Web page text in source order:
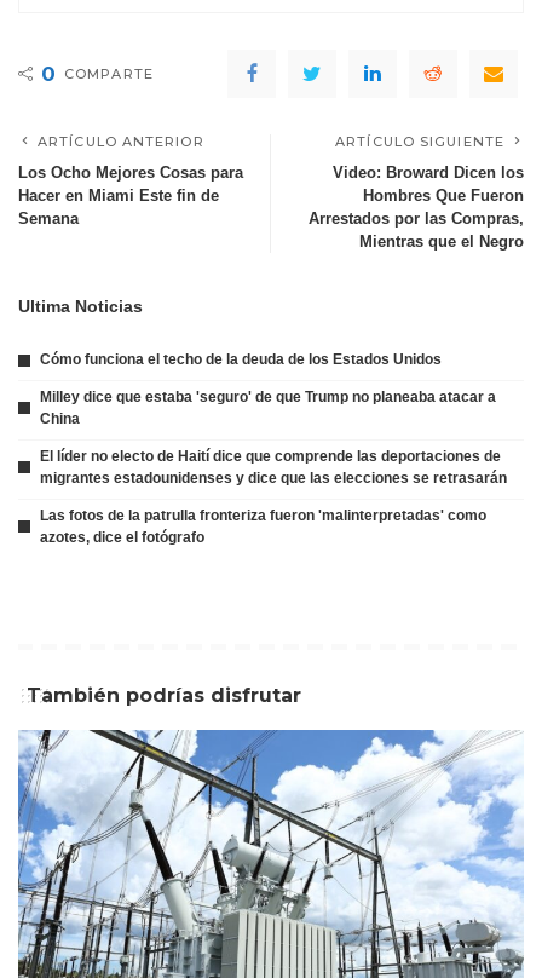
0 COMPARTE
ARTÍCULO ANTERIOR
Los Ocho Mejores Cosas para
Hacer en Miami Este fin de
Semana
ARTÍCULO SIGUIENTE
Video: Broward Dicen los
Hombres Que Fueron
Arrestados por las Compras,
Mientras que el Negro
Ultima Noticias
Cómo funciona el techo de la deuda de los Estados Unidos
Milley dice que estaba 'seguro' de que Trump no planeaba atacar a
China
El líder no electo de Haití dice que comprende las deportaciones de
migrantes estadounidenses y dice que las elecciones se retrasarán
Las fotos de la patrulla fronteriza fueron 'malinterpretadas' como
azotes, dice el fotógrafo
También podrías disfrutar